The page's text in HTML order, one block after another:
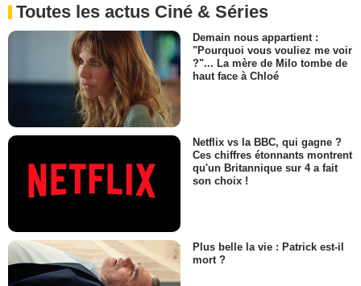
Toutes les actus Ciné & Séries
Demain nous appartient :
"Pourquoi vous vouliez me voir
?"... La mère de Milo tombe de
haut face à Chloé
Netflix vs la BBC, qui gagne ?
Ces chiffres étonnants montrent
qu'un Britannique sur 4 a fait
son choix !
Plus belle la vie : Patrick est-il
mort ?